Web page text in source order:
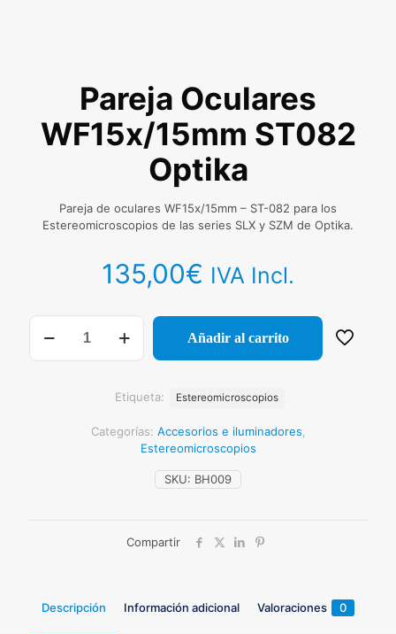
Pareja Oculares
WF15x/15mm ST082
Optika
Pareja de oculares WF15x/15mm – ST-082 para los
Estereomicroscopios de las series SLX y SZM de Optika.
135,00€ IVA Incl.
Oculares
Añadir al carrito
SKU: BH009
Categorías: Accesorios e iluminadores
Estereomicroscopios
Etiqueta: Estereomicroscopios
Compartir
Descripción Información adicional Valoraciones 0